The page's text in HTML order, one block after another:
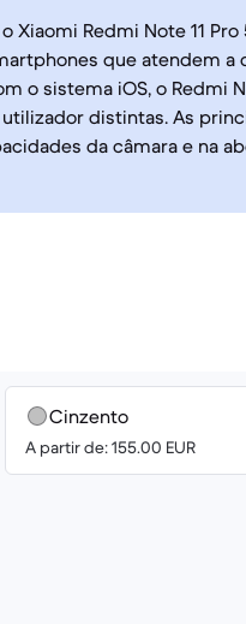
Xiaomi Redmi Note 11
que atendem
o sistema iOS, o Redmi
distintas. As
da câmara e na
Cinzento
A partir de: 155.00 EUR